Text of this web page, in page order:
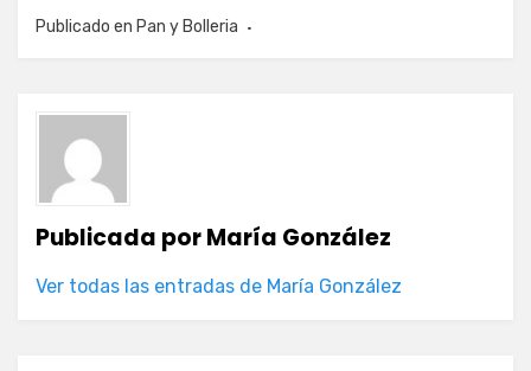
Publicado en Pan y Bolleria
Publicada porMaría González
Ver todas las entradas de María González